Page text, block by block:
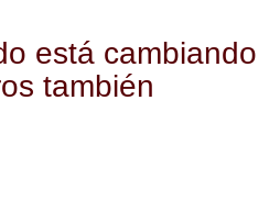
está cambiando
también